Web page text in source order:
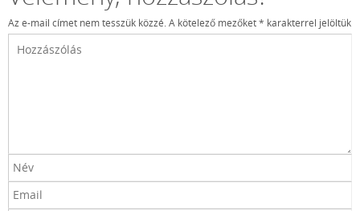
Az e-mail címet nem tesszük közzé.A kötelező mezőket* karakterrel jelöltük